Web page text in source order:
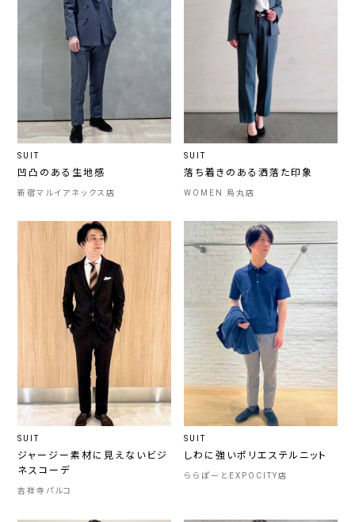
SUIT
凹凸のある生地感
新宿マルイアネックス店
SUIT
落ち着きのある洒落た印象
WOMEN 烏丸店
SUIT
ジャージー素材に見えないビジ
ネスコーデ
吉祥寺パルコ
SUIT
しわに強いポリエステルニット
ららぽーとEXPOCITY店